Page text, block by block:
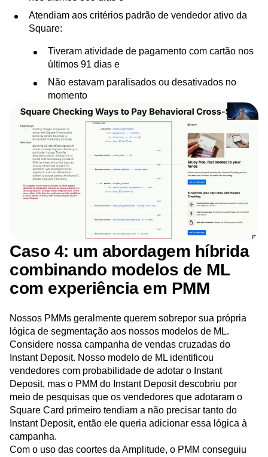
Atendiam aos critérios padrão de vendedor ativo da
Square:
Tiveram atividade de pagamento com cartão nos
últimos 91 dias e
Não estavam paralisados ou desativados no
momento
Caso 4: um abordagem híbrida
combinando modelos de ML
com experiência em PMM
Nossos PMMs geralmente querem sobrepor sua própria
lógica de segmentação aos nossos modelos de ML.
Considere nossa campanha de vendas cruzadas do
Instant Deposit. Nosso modelo de ML identificou
vendedores com probabilidade de adotar o Instant
Deposit, mas o PMM do Instant Deposit descobriu por
meio de pesquisas que os vendedores que adotaram o
Square Card primeiro tendiam a não precisar tanto do
Instant Deposit, então ele queria adicionar essa lógica à
campanha.
Com o uso das coortes da Amplitude, o PMM conseguiu